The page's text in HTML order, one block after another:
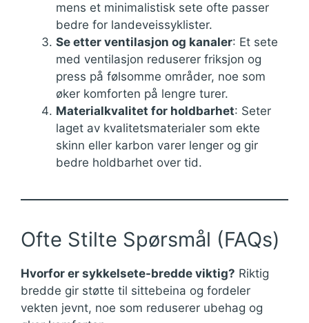
mens et minimalistisk sete ofte passer
bedre for landeveissyklister.
Se etter ventilasjon og kanaler: Et sete
med ventilasjon reduserer friksjon og
press på følsomme områder, noe som
øker komforten på lengre turer.
Materialkvalitet for holdbarhet: Seter
laget av kvalitetsmaterialer som ekte
skinn eller karbon varer lenger og gir
bedre holdbarhet over tid.
Ofte Stilte Spørsmål (FAQs)
Hvorfor er sykkelsete-bredde viktig? Riktig
bredde gir støtte til sittebeina og fordeler
vekten jevnt, noe som reduserer ubehag og